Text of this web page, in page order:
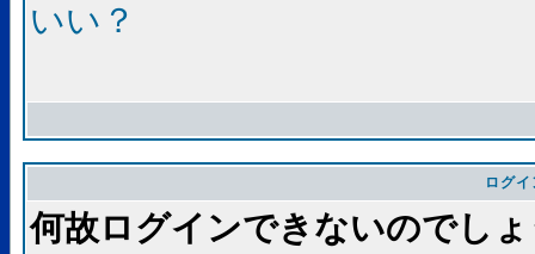
いい？
ログ
何故ログインできないのでし